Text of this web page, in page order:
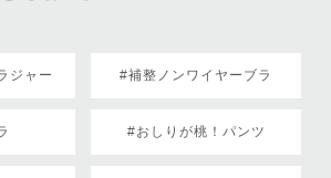
ジャー #補整ノンワイヤーブラ
#おしりが桃！パンツ